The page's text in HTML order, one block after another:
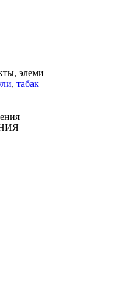
элеми
, табак